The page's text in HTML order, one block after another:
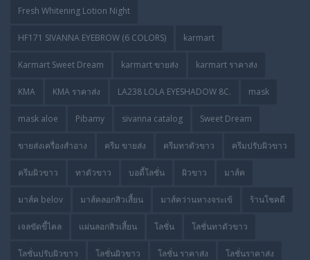
Fresh Whitening Lotion Night
HF171 SIVANNA EYEBROW (6 COLORS) karmart
Karmart Sweet Dream karmart ขายส่ง karmart ราคาส่ง
KMA KMA ราคาส่ง LA238 LOLA EYESHADOW 8C. mask
mask aloe Pibamy sivanna catalog Sweet Dream
ขายส่งเครื่องสำอาง ครีม ขายส่ง ครีมทาตัวขาว ครีมปรับผิวขาว
ครีมผิวขาว ทาตัวขาว บอดี้โลชั่น ผิวขาว มาส์ค
มาส์ค belov มาส์คลอกสิวเสี้ยน มาส์คว่านหางจระเข้ ร้านโชคดี
เจลขัดขี้ไคล แผ่นลอกสิวเสี้ยน โลชั่น โลชั่นทาตัวขาว
โลชั่นปรับผิวขาว โลชั่นผิวขาว โลชั่น ราคาส่ง โลชั่นราคาส่ง